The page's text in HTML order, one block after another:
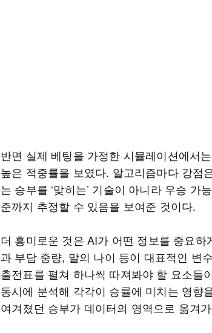
반면 실제 베팅을 가정한 시뮬레이션에서
높은 적중률을 보였다. 알고리즘마다 강점
는 승부를 ‘맞히는’ 기술이 아니라 우승 가
준까지 추정할 수 있음을 보여준 것이다.
더 흥미로운 것은 AI가 어떤 정보를 중요
과 부담 중량, 말의 나이 등이 대표적인 변
출전표를 펼쳐 하나씩 따져봐야 할 요소들
동시에 분석해 각각이 승률에 미치는 영향
여겨졌던 승부가 데이터의 영역으로 옮겨